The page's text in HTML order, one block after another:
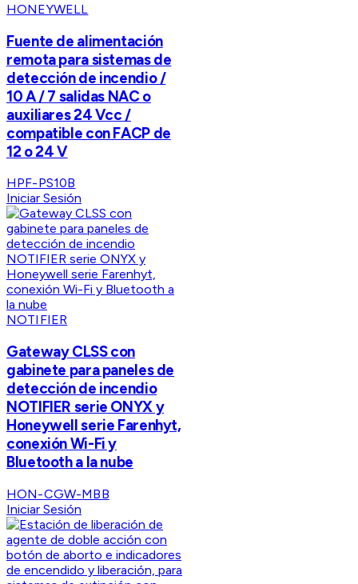
HONEYWELL
Fuente de alimentación
remota para sistemas de
detección de incendio /
10 A / 7 salidas NAC o
auxiliares 24 Vcc /
compatible con FACP de
12 o 24 V
HPF-PS10B
Iniciar Sesión
NOTIFIER
Gateway CLSS con
gabinete para paneles de
detección de incendio
NOTIFIER serie ONYX y
Honeywell serie Farenhyt,
conexión Wi-Fi y
Bluetooth a la nube
HON-CGW-MBB
Iniciar Sesión